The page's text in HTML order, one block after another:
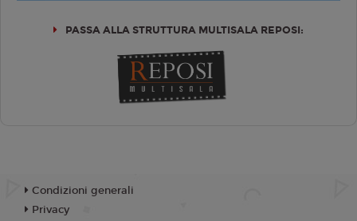
PASSA ALLA STRUTTURA MULTISALA REPOSI:
Condizioni generali
Privacy